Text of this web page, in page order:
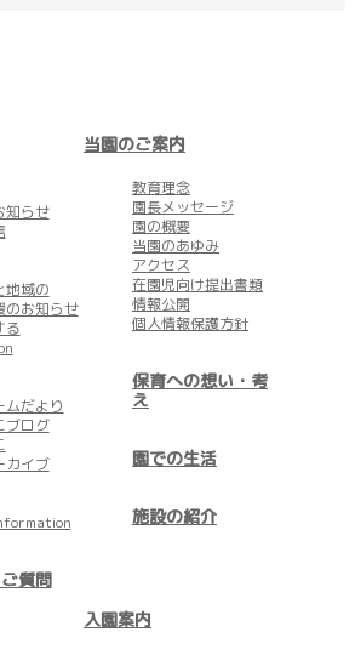
知らせ
地域の
のお知らせ
る
ムだより
ブログ
カイブ
質問
当園のご案内
教育理念
園長メッセージ
園の概要
当園のあゆみ
アクセス
在園児向け提出書類
情報公開
個人情報保護方針
保育への想い・考
え
園での生活
施設の紹介
入園案内